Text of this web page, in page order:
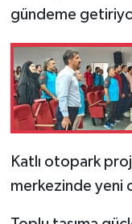
gündeme
Katlı otopark
merkezinde yeni